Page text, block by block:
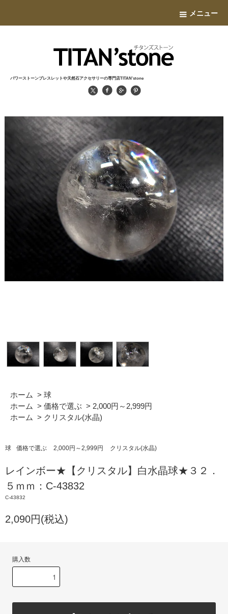
メニュー
パワーストーンブレスレットや天然石アクセサリーの専門店TITAN'stone
ホーム > 球
ホーム > 価格で選ぶ > 2,000円～2,999円
ホーム > クリスタル(水晶)
球 価格で選ぶ 2,000円～2,999円 クリスタル(水晶)
レインボー★【クリスタル】白水晶球★３２．
５ｍｍ：C-43832
C-43832
2,090円(税込)
購入数